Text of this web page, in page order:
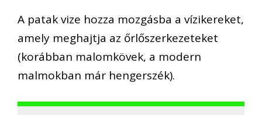
A patak vize hozza mozgásba a vízikereket,
amely meghajtja az őrlőszerkezeteket
(korábban malomkövek, a modern
malmokban már hengerszék).